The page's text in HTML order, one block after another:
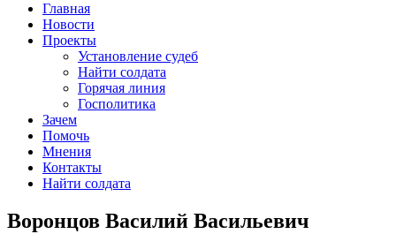
Главная
Новости
Проекты
Установление судеб
Найти солдата
Горячая линия
Госполитика
Зачем
Помочь
Мнения
Контакты
Найти солдата
Воронцов Василий Васильевич